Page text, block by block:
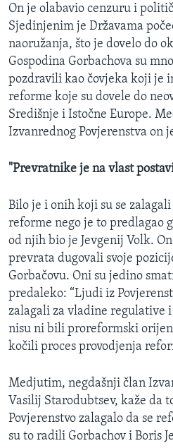
On je olabavio cenzuru i
Sjedinjenim je Državama
naoružanja, što je dovelo do
Gospodina Gorbachova su
pozdravili kao čovjeka koji je
reforme koje su dovele do
Središnje i Istočne Europe.
Izvanrednog Povjerenstva on
"Prevratnike je na vlast
Bilo je i onih koji su se
reforme nego je to predlagao
od njih bio je Jevgenij Volk.
prevrata dugovali svoje
Gorbačovu. Oni su jedino
predaleko: “Ljudi iz
zalagali za vladine regulative
nisu ni bili proreformski
kočili proces provodjenja
Medjutim, negdašnji član
Vasilij Starodubtsev, kaže da
Povjerenstvo zalagalo da se
su to radili Gorbachov i Boris